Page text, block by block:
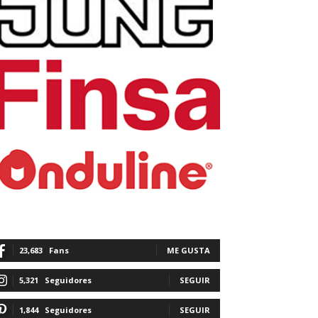
23,683 Fans ME GUSTA
5,321 Seguidores SEGUIR
1,844 Seguidores SEGUIR